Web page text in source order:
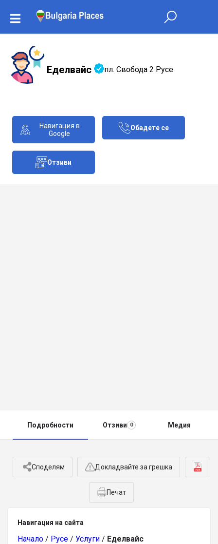
Еделвайс пл. Свобода 2 Русе
Навигация в
Google
Обадете се
Отзиви
Подробности Отзиви 0 Медия
Споделям Докладвайте за грешка
Печат
Навигация на сайта
Начало / Русе / Услуги / Еделвайс